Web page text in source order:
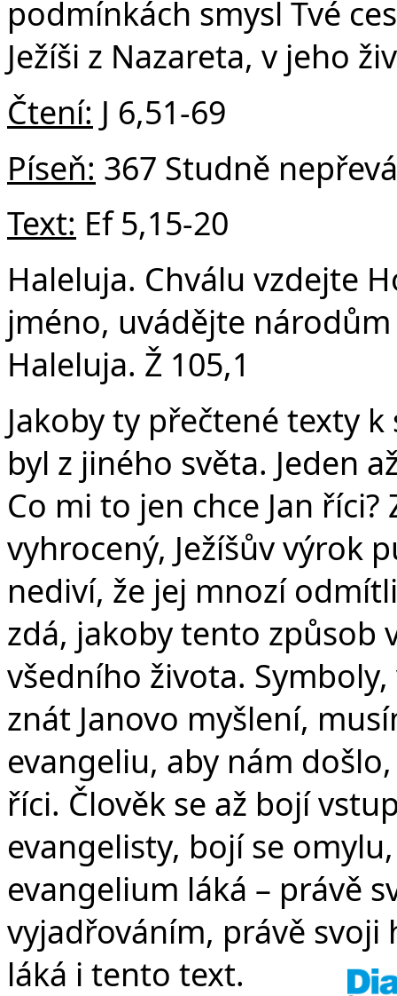
v
podmínkách smysl Tvé
Ježíši z Nazareta, v jeho
Čtení: J 6,51-69
Píseň: 367 Studně
Text: Ef 5,15-20
Haleluja. Chválu vzdejte
jméno, uvádějte
Haleluja. Ž 105,1
Jakoby ty přečtené texty
byl z jiného světa. Jeden
Co mi to jen chce Jan
vyhrocený, Ježíšův výrok
nediví, že jej mnozí
zdá, jakoby tento způsob
všedního života.
znát Janovo myšlení,
evangeliu, aby nám
říci. Člověk se až bojí
evangelisty, bojí se
evangelium láká – právě
vyjadřováním, právě svoji
láká i tento text.